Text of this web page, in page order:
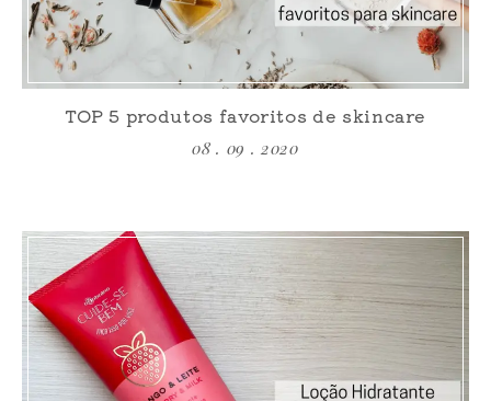
TOP 5 produtos favoritos de skincare
08 . 09 . 2020